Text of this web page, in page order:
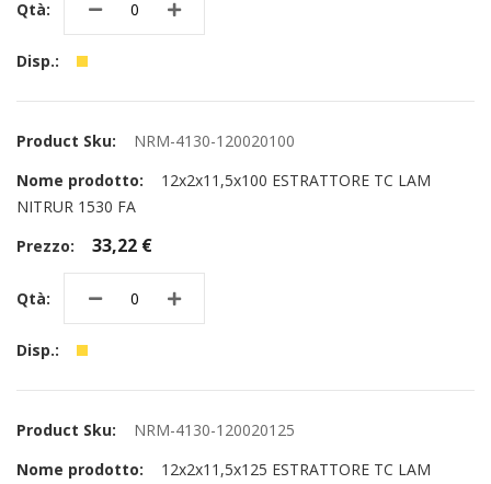
NRM-4130-120020100
12x2x11,5x100 ESTRATTORE TC LAM
NITRUR 1530 FA
33,22 €
NRM-4130-120020125
12x2x11,5x125 ESTRATTORE TC LAM